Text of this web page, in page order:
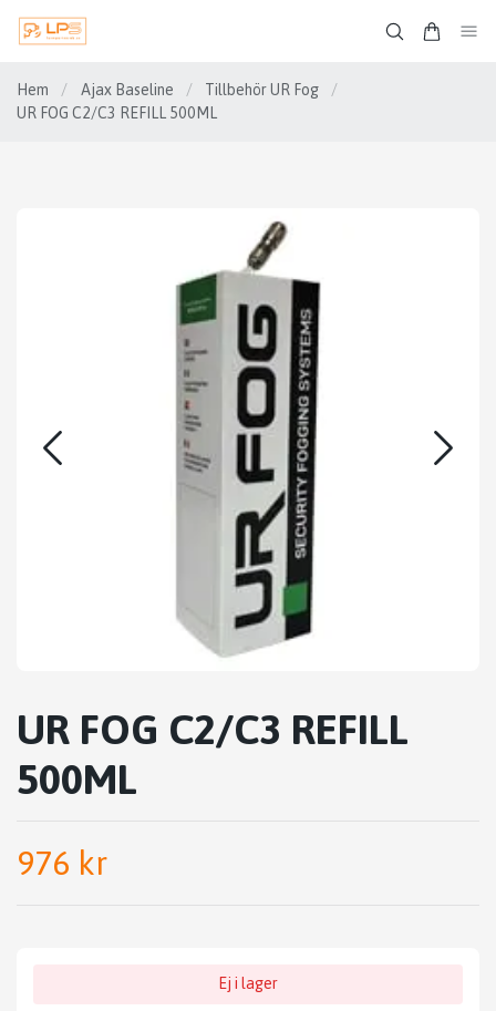
Hem / Ajax Baseline / Tillbehör UR Fog
/
UR FOG C2/C3 REFILL 500ML
UR FOG C2/C3 REFILL
500ML
976 kr
Ej i lager